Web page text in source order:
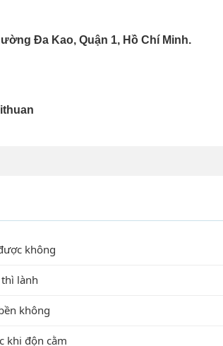
Đa Kao, Quận 1, Hồ Chí Minh.
không
lành
không
khi độn cằm